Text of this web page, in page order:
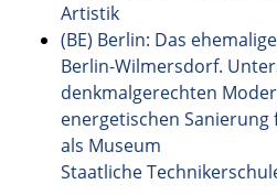
Artistik
(BE) Berlin: Das
Berlin-Wilmersdorf.
denkmalgerechten
energetischen
als Museum
Staatliche